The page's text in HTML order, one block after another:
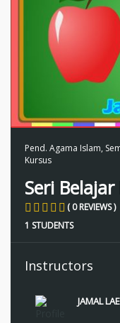
Pend. Agama Islam,
Kursus
Seri
( 0 REVIEWS )
1 STUDENTS
Instructors
JAMAL